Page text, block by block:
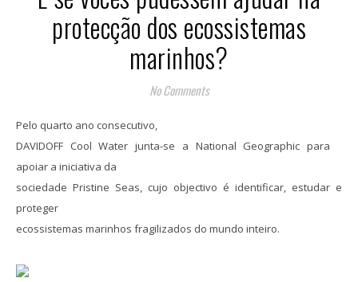
protecção dos ecossistemas
marinhos?
No Comments
Pelo quarto ano consecutivo,
DAVIDOFF Cool Water junta-se a National Geographic para
apoiar a iniciativa da
sociedade Pristine Seas, cujo objectivo é identificar, estudar e
proteger
ecossistemas marinhos fragilizados do mundo inteiro.